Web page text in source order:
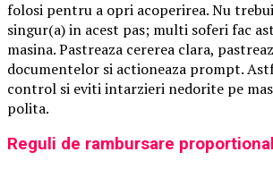
folosi pentru a opri acoperirea. Nu
singur(a) in acest pas; multi soferi fac
masina. Pastreaza cererea clara,
documentelor si actioneaza prompt.
control si eviti intarzieri nedorite pe
polita.
Reguli de rambursare